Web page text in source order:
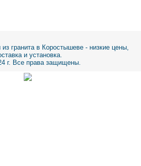
гранита в Коростышеве - низкие цены,
и установка.
г. Все права защищены.